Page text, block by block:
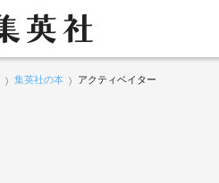
集英社の本 アクティベイター